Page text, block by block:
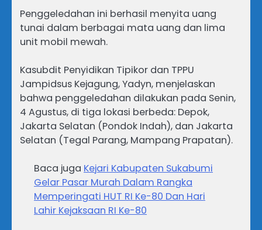
Penggeledahan ini berhasil menyita uang
tunai dalam berbagai mata uang dan lima
unit mobil mewah.
Kasubdit Penyidikan Tipikor dan TPPU
Jampidsus Kejagung, Yadyn, menjelaskan
bahwa penggeledahan dilakukan pada Senin,
4 Agustus, di tiga lokasi berbeda: Depok,
Jakarta Selatan (Pondok Indah), dan Jakarta
Selatan (Tegal Parang, Mampang Prapatan).
Baca juga Kejari Kabupaten Sukabumi
Gelar Pasar Murah Dalam Rangka
Memperingati HUT RI Ke-80 Dan Hari
Lahir Kejaksaan RI Ke-80